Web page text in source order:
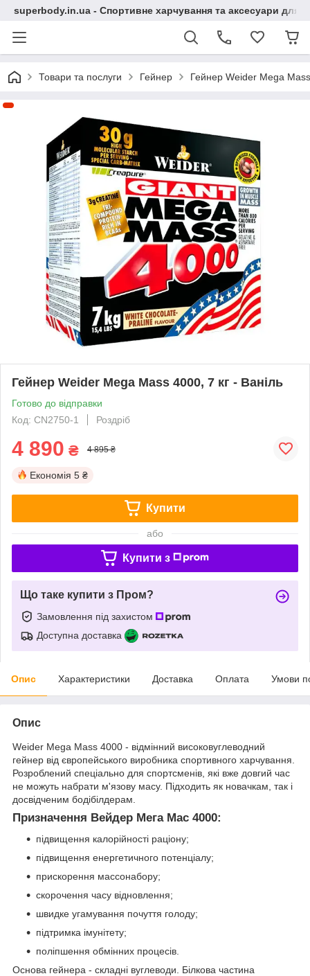
superbody.in.ua - Спортивне харчування та аксесуари для
Товари та послуги Гейнер Гейнер Weider Mega
Гейнер Weider Mega Mass 4000, 7 кг - Ваніль
Готово до відправки
Код: CN2750-1
Роздріб
4 890 ₴ 4 895 ₴
Економія 5 ₴
Купити
або
Купити з
Що таке купити з Пром?
Замовлення під захистом
Доступна доставка
Опис Характеристики Доставка Оплата Умови
Опис
Weider Mega Mass 4000 - відмінний високовуглеводний
гейнер від європейського виробника спортивного харчування.
Розроблений спеціально для спортсменів, які вже довгий час
не можуть набрати м'язову масу. Підходить як новачкам, так і
досвідченим бодібілдерам.
Призначення Вейдер Мега Мас 4000:
підвищення калорійності раціону;
підвищення енергетичного потенціалу;
прискорення массонабору;
скорочення часу відновлення;
швидке угамування почуття голоду;
підтримка імунітету;
поліпшення обмінних процесів.
Основа гейнера - складні вуглеводи. Білкова частина